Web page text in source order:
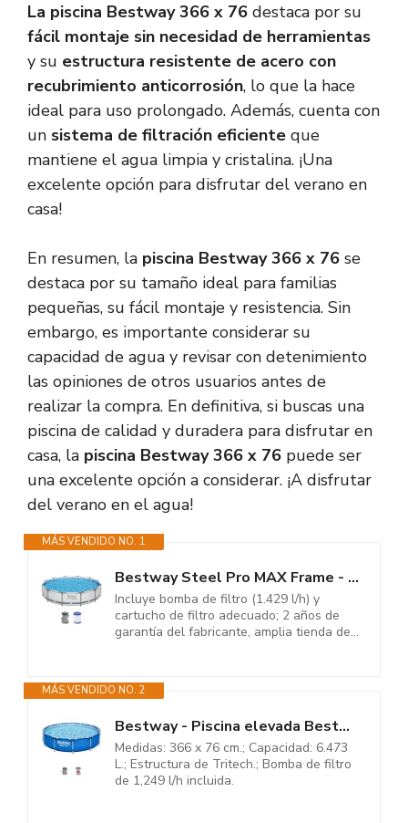
La piscina Bestway 366 x 76 destaca por su
fácil montaje sin necesidad de herramientas
y su estructura resistente de acero con
recubrimiento anticorrosión, lo que la hace
ideal para uso prolongado. Además, cuenta con
un sistema de filtración eficiente que
mantiene el agua limpia y cristalina. ¡Una
excelente opción para disfrutar del verano en
casa!
En resumen, la piscina Bestway 366 x 76 se
destaca por su tamaño ideal para familias
pequeñas, su fácil montaje y resistencia. Sin
embargo, es importante considerar su
capacidad de agua y revisar con detenimiento
las opiniones de otros usuarios antes de
realizar la compra. En definitiva, si buscas una
piscina de calidad y duradera para disfrutar en
casa, la piscina Bestway 366 x 76 puede ser
una excelente opción a considerar. ¡A disfrutar
del verano en el agua!
MÁS VENDIDO NO. 1
Bestway Steel Pro MAX Frame - Juego de Piscina con Bomba de Filtro,...
Incluye bomba de filtro (1.429 l/h) y
cartucho de filtro adecuado; 2 años de
garantía del fabricante, amplia tienda de...
MÁS VENDIDO NO. 2
Bestway - Piscina elevada Bestway Steel Pro - Medidas 366 x 76 cm - Modelo...
Medidas: 366 x 76 cm.; Capacidad: 6.473
L.; Estructura de Tritech.; Bomba de filtro
de 1,249 l/h incluida.